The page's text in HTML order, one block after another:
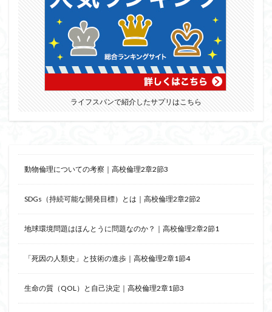
ライフスパンで紹介したサプリはこちら
動物倫理についての考察｜高校倫理2章2節3
SDGs（持続可能な開発目標）とは｜高校倫理2章2節2
地球環境問題はほんとうに問題なのか？｜高校倫理2章2節1
「死因の人類史」と技術の進歩｜高校倫理2章1節4
生命の質（QOL）と自己決定｜高校倫理2章1節3